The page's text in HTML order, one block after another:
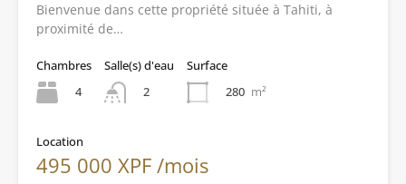
Bienvenue dans cette propriété située à Tahiti, à
proximité de…
Chambres
4
Salle(s) d'eau
2
Surface
280 m²
Location
495 000 XPF /mois